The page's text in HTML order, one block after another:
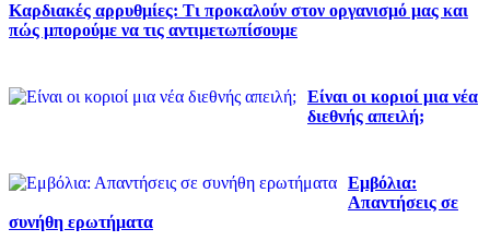
Καρδιακές αρρυθμίες: Τι προκαλούν στον οργανισμό μας και
πώς μπορούμε να τις αντιμετωπίσουμε
Είναι οι κοριοί μια νέα
διεθνής απειλή;
Εμβόλια:
Απαντήσεις σε
συνήθη ερωτήματα